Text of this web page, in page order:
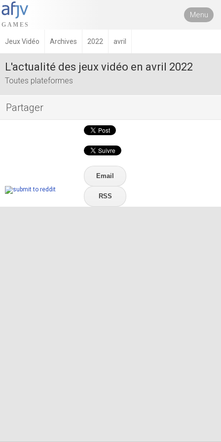
Menu
Jeux Vidéo Archives 2022 avril
L'actualité des jeux vidéo en avril 2022
Toutes plateformes
Partager
Email
RSS